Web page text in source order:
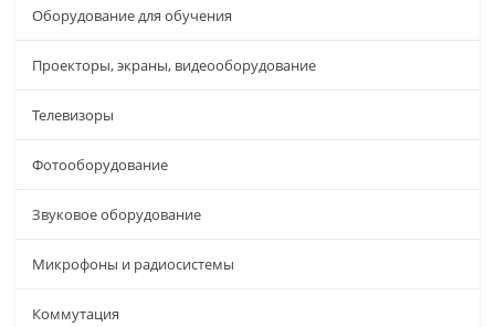
Оборудование для обучения
Проекторы, экраны, видеооборудование
Телевизоры
Фотооборудование
Звуковое оборудование
Микрофоны и радиосистемы
Коммутация